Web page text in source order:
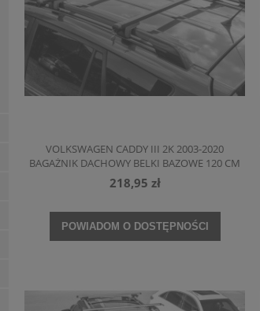
VOLKSWAGEN CADDY III 2K 2003-2020
BAGAŻNIK DACHOWY BELKI BAZOWE 120 CM
218,95 zł
POWIADOM O DOSTĘPNOŚCI